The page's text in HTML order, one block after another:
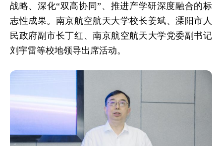
战略、深化“双高协同”、推进产学研深度融合的标
志性成果。南京航空航天大学校长姜斌、溧阳市人
民政府副市长丁红、南京航空航天大学党委副书记
刘宇雷等校地领导出席活动。